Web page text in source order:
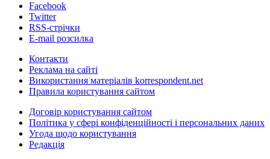
Facebook
Twitter
RSS-стрічки
E-mail розсилка
Контакти
Реклама на сайті
Використання матеріалів korrespondent.net
Правила користування сайтом
Договір користування сайтом
Політика у сфері конфіденційності і персональних даних
Угода щодо користування
Редакція